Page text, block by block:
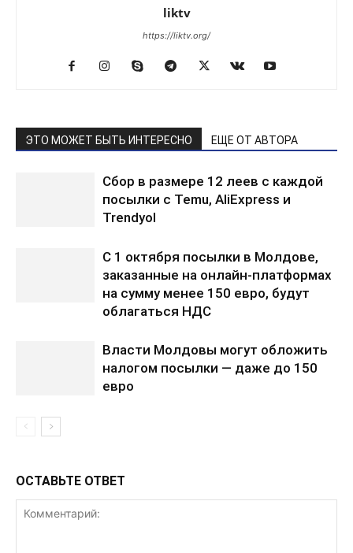
liktv
https://liktv.org/
ЭТО МОЖЕТ БЫТЬ ИНТЕРЕСНО ЕЩЕ ОТ АВТОРА
Сбор в размере 12 леев с каждой
посылки с Temu, AliExpress и
Trendyol
С 1 октября посылки в Молдове,
заказанные на онлайн-платформах
на сумму менее 150 евро, будут
облагаться НДС
Власти Молдовы могут обложить
налогом посылки — даже до 150
евро
ОСТАВЬТЕ ОТВЕТ